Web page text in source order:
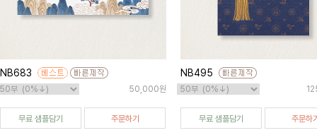
NB683
50,000원
무료 샘플담기 주문하기
NB495
무료 샘플담기 주문하